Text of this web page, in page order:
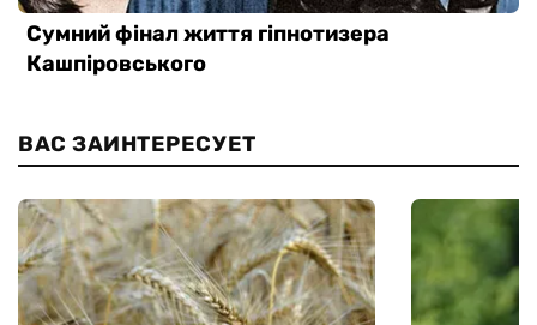
ВАС ЗАИНТЕРЕСУЕТ